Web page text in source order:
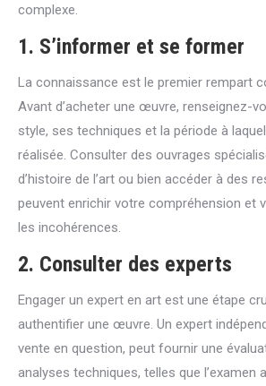
complexe.
1. S’informer et se former
La connaissance est le premier rempart
Avant d’acheter une œuvre, renseignez-
style, ses techniques et la période à
réalisée. Consulter des ouvrages
d’histoire de l’art ou bien accéder à des
peuvent enrichir votre compréhension et
les incohérences.
2. Consulter des experts
Engager un expert en art est une étape
authentifier une œuvre. Un expert
vente en question, peut fournir une
analyses techniques, telles que l’examen